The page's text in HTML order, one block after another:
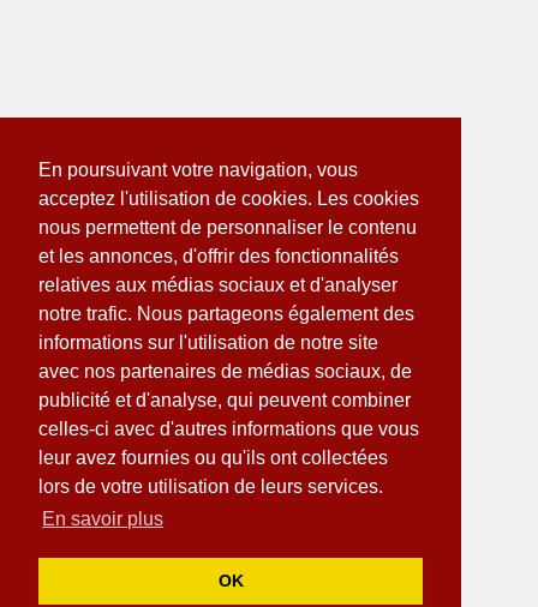
En poursuivant votre navigation, vous
acceptez l'utilisation de cookies. Les cookies
nous permettent de personnaliser le contenu
et les annonces, d'offrir des fonctionnalités
relatives aux médias sociaux et d'analyser
notre trafic. Nous partageons également des
informations sur l'utilisation de notre site
avec nos partenaires de médias sociaux, de
publicité et d'analyse, qui peuvent combiner
celles-ci avec d'autres informations que vous
leur avez fournies ou qu'ils ont collectées
lors de votre utilisation de leurs services.
En savoir plus
OK